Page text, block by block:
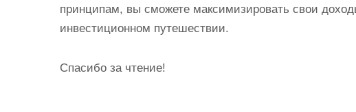
принципам, вы сможете максимизировать свои
инвестиционном путешествии.
Спасибо за чтение!